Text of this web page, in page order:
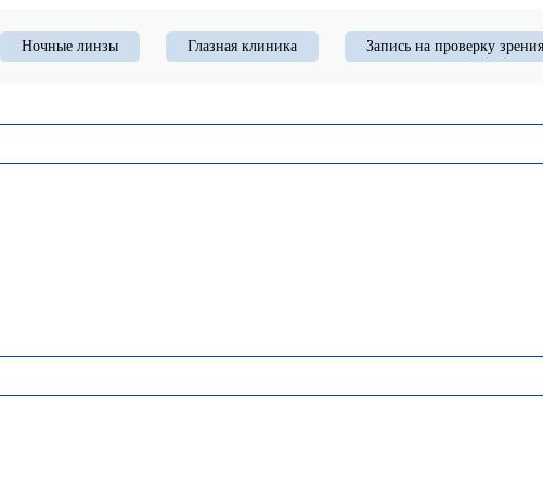
Ночные линзы Глазная клиника Запись на проверку зрения